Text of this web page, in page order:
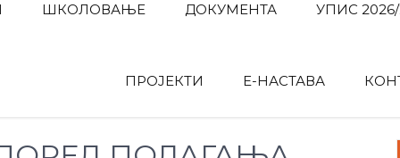
ШКОЛОВАЊЕ ДОКУМЕНТА УПИС 2026/
ПРОЈЕКТИ Е-НАСТАВА